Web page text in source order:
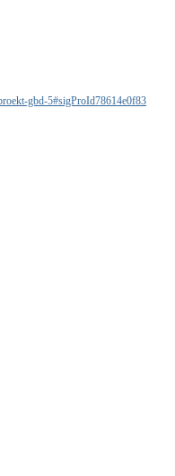
gbd-5#sigProId78614e0f83